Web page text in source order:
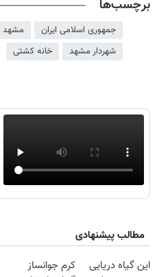
برچسب‌ها
جمهوری اسلامی ایران مشهد
شهردار مشهد
خانه کشتی
مطالب پیشنهادی
این گیاه دریایی
کرم جوانساز